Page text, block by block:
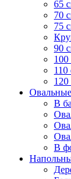
65
70
75
90
100
110
120
Овальные
В
В